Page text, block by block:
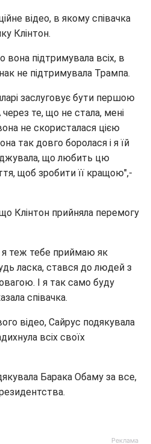
відео, в якому співачка
Клінтон.
вона підтримувала всіх, в
не підтримувала Трампа.
заслуговує бути першою
те, що не стала, мені
не скористалася цією
так довго боролася і я їй
що любить цю
щоб зробити її кращою",-
Клінтон прийняла перемогу
я теж тебе приймаю як
ласка, стався до людей з
І я так само буду
співачка.
відео, Сайрус подякувала
всіх своїх
Барака Обаму за все,